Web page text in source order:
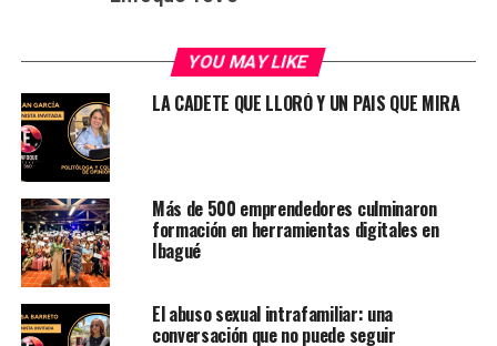
YOU MAY LIKE
LA CADETE QUE LLORÓ Y UN PAIS QUE MIRA
Más de 500 emprendedores culminaron
formación en herramientas digitales en
Ibagué
El abuso sexual intrafamiliar: una
conversación que no puede seguir